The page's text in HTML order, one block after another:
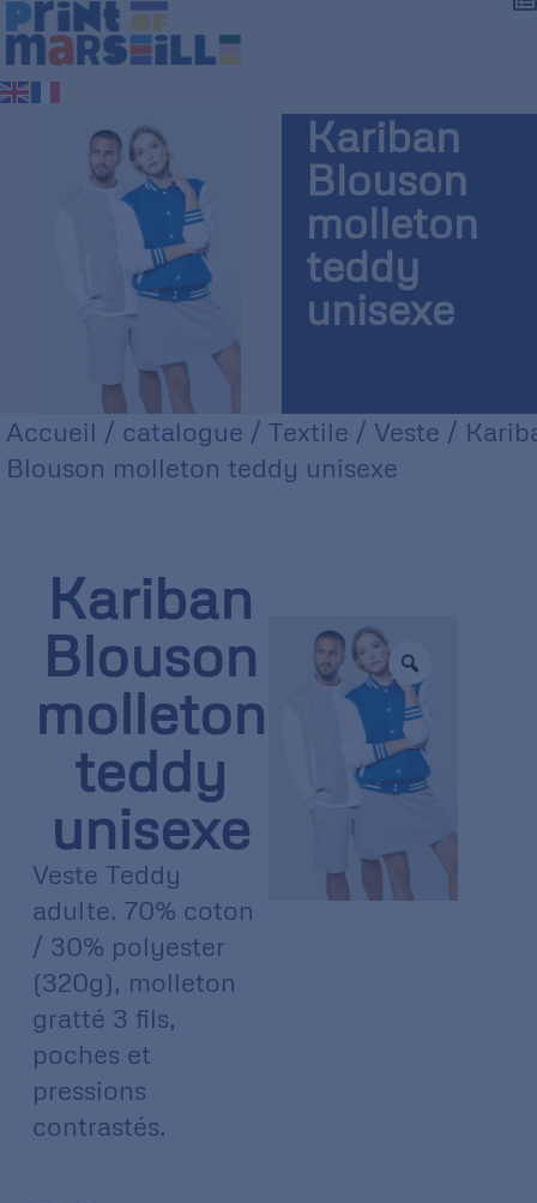
Kariban
Blouson
molleton
teddy
unisexe
Accueil / catalogue / Textile / Veste /
Blouson molleton teddy unisexe
Kariban
Blouson
molleton
teddy
unisexe
Veste Teddy
adulte. 70% coton
/ 30% polyester
(320g), molleton
gratté 3 fils,
poches et
pressions
contrastés.